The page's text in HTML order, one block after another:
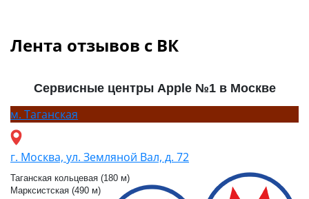
Лента отзывов с ВК
Сервисные центры Apple №1 в Москве
м. Таганская
г. Москва, ул. Земляной Вал, д. 72
Таганская кольцевая (180 м)
Марксистская (490 м)